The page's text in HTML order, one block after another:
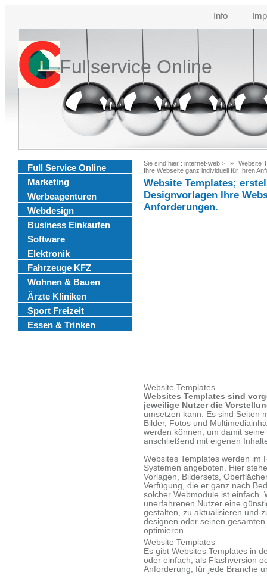
Info
Fullservice Online
Full Service Online
Marketing
Werbeagenturen
Webdesign
Business Einkaufen
Software
Elektronik
Fahrzeuge KFZ
Wohnen & Bauen
Ärzte Kliniken
Sport Freizeit
Essen & Trinken
Sie sind hier : internet-web >
Website
Ihre Webseite ganz individuell für Ihren
Website Templates;
Designvorlagen Ihre
Anforderungen.
Website Templates
Websites Templates sind
jeweilige Nutzer die
umsetzen kann. Es sind Seiten
Bilder, Fotos und
werden können, um damit
anschließend mit eigenen
Websites Templates werden im
Systemen angeboten. Hier
Vorlagen, Bildersets,
Verfügung, die er ganz nach
solcher Webmodule ist einfach.
unerfahrenen Nutzer eine
gestalten, zu aktualisieren und
designen oder seinen
optimieren.
Website Templates
Es gibt Websites Templates in
oder einfach, als Flashversion
Anforderung, für jede Branche